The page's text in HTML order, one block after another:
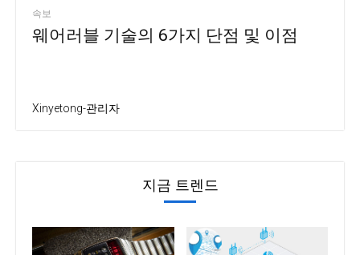
속보
웨어러블 기술의 6가지 단점 및 이점
Xinyetong-관리자
지금 트렌드